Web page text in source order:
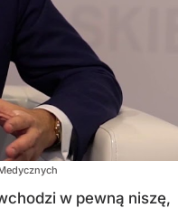
w pewną niszę,